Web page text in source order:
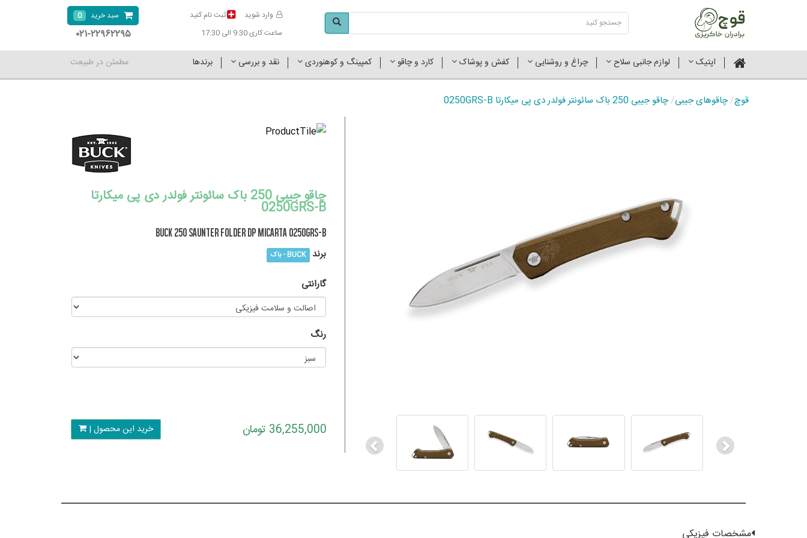
وارد شوید
ثبت نام کنید
ساعت کاری 9:30 الی 17:30
سبد خرید 0
۰۲۱-۲۲۹۶۲۲۹۵
اپتیک لوازم جانبی سلاح چراغ و روشنایی کفش و پوشاک کارد و چاقو کمپینگ و کوهنوردی نقد و بررسی برندها مطمئن در طبیعت
قوچ/چاقوهای جیبی/چاقو جیبی 250 باک سائونتر فولدر دی پی میکارتا 0250GRS-B
چاقو جیبی 250 باک سائونتر فولدر دی پی میکارتا
0250GRS-B
BUCK 250 Saunter Folder DP Micarta 0250GRS-B
برند BUCK - باک
گارانتی
رنگ
36,255,000 تومان خرید این محصول |
مشخصات فیزیکی